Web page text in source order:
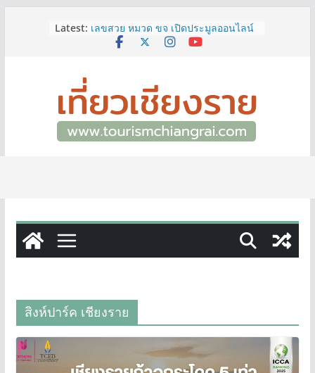
Latest: เลขสวย หมวด ขจ เปิดประมูลออนไลน์
แล้ววันนี้ เลขเด่น เลขมงคล ความหมาย
จ.เชียงราย ที่ไม่ควรพลาด!
12–16 ส.ค.นี้ เตรียมพบกับมหกรรมสุด
ยิ่งใหญ่แห่งปี “อุตสาหกรรมแฟร์ ล้านนา
ตะวันออก 2026”
ผู้ว่าฯ เชียงราย เยี่ยมชม “ป๊ะกาด Vol.2”
“Feel All the Feelings” เที่ยวให้สนุก
เก็บแสตมป์ครบ แล้วรับของที่ระลึกสุด
สิงห์ปาร์ค เชียงราย